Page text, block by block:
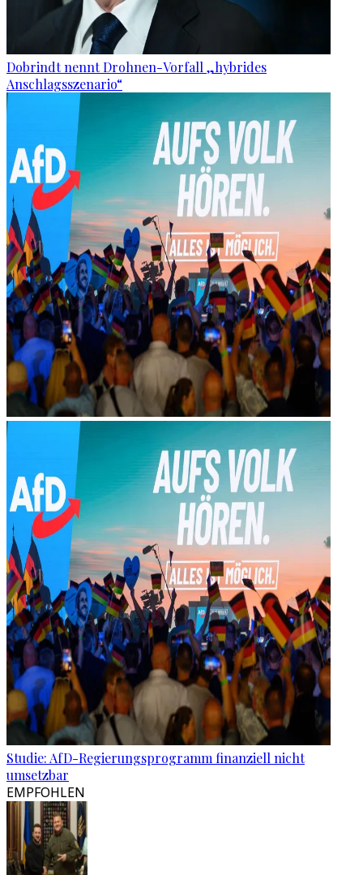
Dobrindt nennt Drohnen-Vorfall „hybrides
Anschlagsszenario“
Studie: AfD-Regierungsprogramm finanziell nicht
umsetzbar
EMPFOHLEN